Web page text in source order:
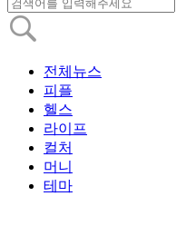
전체뉴스
피플
헬스
라이프
컬처
머니
테마